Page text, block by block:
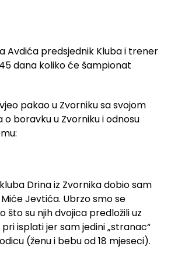
Avdića predsjednik Kluba i trener
dana koliko će šampionat
pakao u Zvorniku sa svojom
boravku u Zvorniku i odnosu
Drina iz Zvornika dobio sam
Jevtića. Ubrzo smo se
što su njih dvojica predložili uz
isplati jer sam jedini „stranac“
(ženu i bebu od 18 mjeseci).